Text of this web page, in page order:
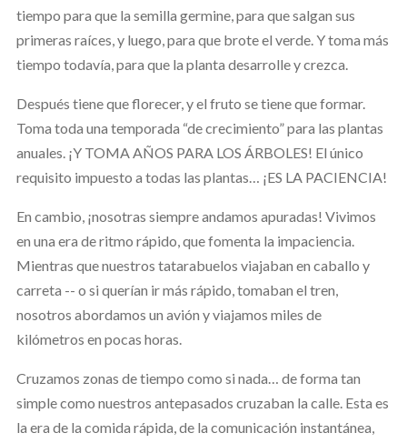
tiempo para que la semilla germine, para que salgan sus
primeras raíces, y luego, para que brote el verde. Y toma más
tiempo todavía, para que la planta desarrolle y crezca.
Después tiene que florecer, y el fruto se tiene que formar.
Toma toda una temporada “de crecimiento” para las plantas
anuales. ¡Y TOMA AÑOS PARA LOS ÁRBOLES! El único
requisito impuesto a todas las plantas… ¡ES LA PACIENCIA!
En cambio, ¡nosotras siempre andamos apuradas! Vivimos
en una era de ritmo rápido, que fomenta la impaciencia.
Mientras que nuestros tatarabuelos viajaban en caballo y
carreta -- o si querían ir más rápido, tomaban el tren,
nosotros abordamos un avión y viajamos miles de
kilómetros en pocas horas.
Cruzamos zonas de tiempo como si nada… de forma tan
simple como nuestros antepasados cruzaban la calle. Esta es
la era de la comida rápida, de la comunicación instantánea,